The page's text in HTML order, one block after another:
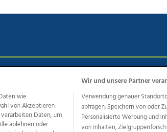
AGB Anzeigekunden
Angebote des Medienhauses Wimmer
wie
von Akzeptieren
Daten, um
ablehnen oder
Wir und unsere Partner
Verwendung genauer
abfragen. Speichern von oder
Personalisierte Werbung und
von Inhalten,